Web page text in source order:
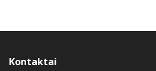
Kontaktai